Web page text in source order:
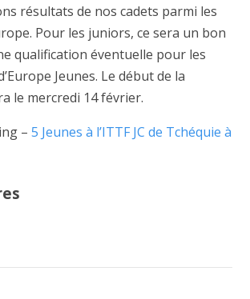
résultats de nos cadets parmi les
Pour les juniors, ce sera un bon
qualification éventuelle pour les
Jeunes. Le début de la
le mercredi 14 février.
– 5 Jeunes à l’ITTF JC de Tchéquie à